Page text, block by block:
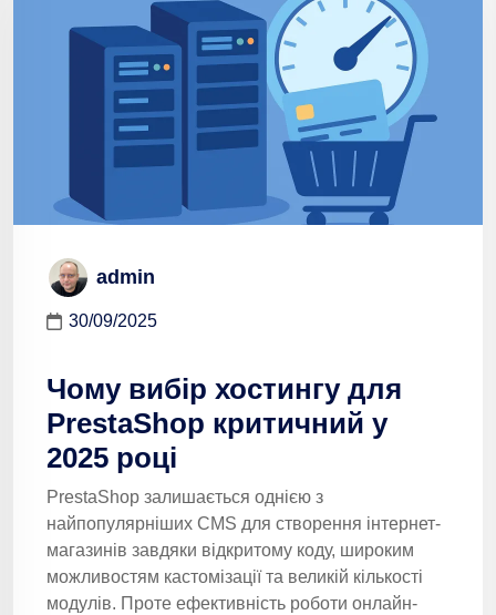
admin
30/09/2025
Чому вибір хостингу для
PrestaShop критичний у
2025 році
PrestaShop залишається однією з
найпопулярніших CMS для створення інтернет-
магазинів завдяки відкритому коду, широким
можливостям кастомізації та великій кількості
модулів. Проте ефективність роботи онлайн-